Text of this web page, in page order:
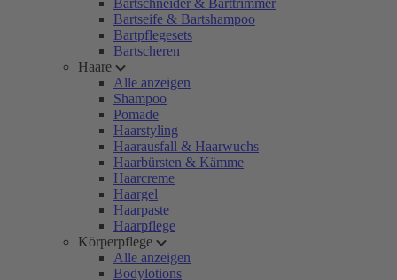
Bartschneider & Barttrimmer
Bartseife & Bartshampoo
Bartpflegesets
Bartscheren
Haare
Alle anzeigen
Shampoo
Pomade
Haarstyling
Haarausfall & Haarwuchs
Haarbürsten & Kämme
Haarcreme
Haargel
Haarpaste
Haarpflege
Körperpflege
Alle anzeigen
Bodylotions